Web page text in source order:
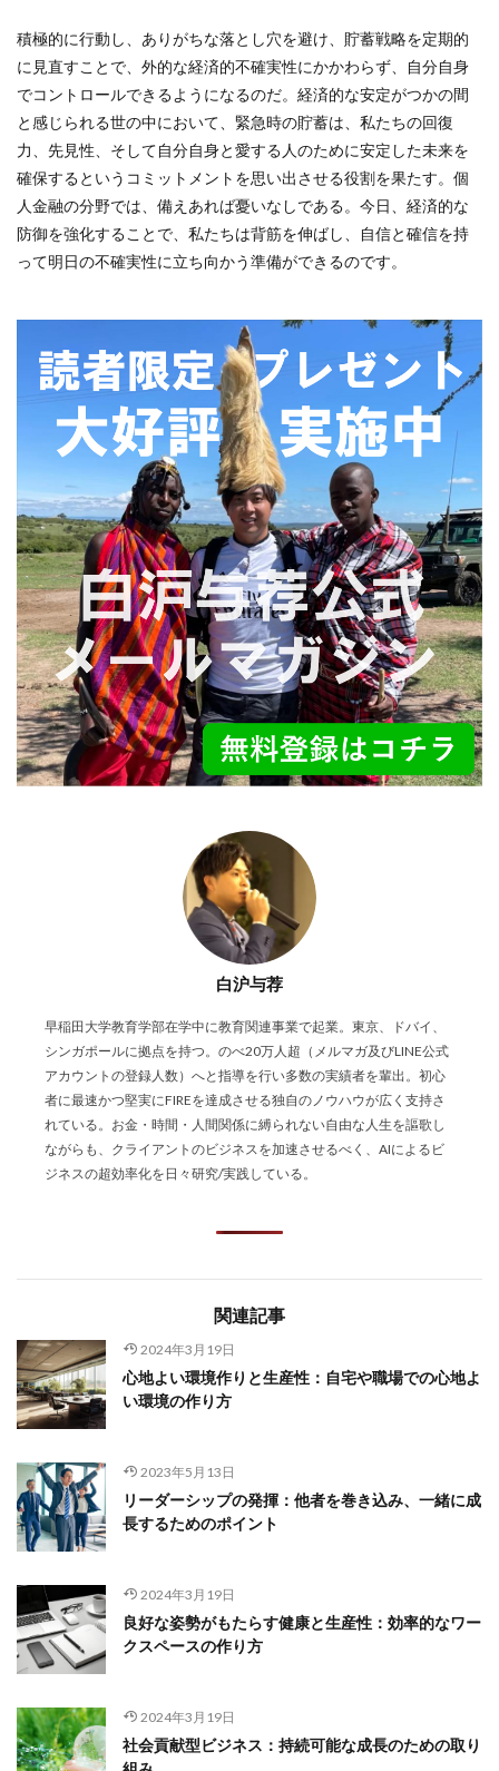
積極的に行動し、ありがちな落とし穴を避け、貯蓄戦略を定期的
に見直すことで、外的な経済的不確実性にかかわらず、自分自身
でコントロールできるようになるのだ。経済的な安定がつかの間
と感じられる世の中において、緊急時の貯蓄は、私たちの回復
力、先見性、そして自分自身と愛する人のために安定した未来を
確保するというコミットメントを思い出させる役割を果たす。個
人金融の分野では、備えあれば憂いなしである。今日、経済的な
防御を強化することで、私たちは背筋を伸ばし、自信と確信を持
って明日の不確実性に立ち向かう準備ができるのです。
白沪与荐
早稲田大学教育学部在学中に教育関連事業で起業。東京、ドバイ、
シンガポールに拠点を持つ。のべ20万人超（メルマガ及びLINE公式
アカウントの登録人数）へと指導を行い多数の実績者を輩出。初心
者に最速かつ堅実にFIREを達成させる独自のノウハウが広く支持さ
れている。お金・時間・人間関係に縛られない自由な人生を謳歌し
ながらも、クライアントのビジネスを加速させるべく、AIによるビ
ジネスの超効率化を日々研究/実践している。
関連記事
2024年3月19日
心地よい環境作りと生産性：自宅や職場での心地よ
い環境の作り方
2023年5月13日
リーダーシップの発揮：他者を巻き込み、一緒に成
長するためのポイント
2024年3月19日
良好な姿勢がもたらす健康と生産性：効率的なワー
クスペースの作り方
2024年3月19日
社会貢献型ビジネス：持続可能な成長のための取り